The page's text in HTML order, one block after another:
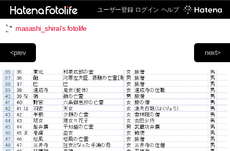
ユーザー登録 ログイン ヘルプ
masashi_shirai's fotolife
next>
<prev